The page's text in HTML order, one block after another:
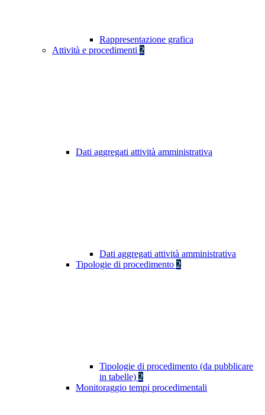
Rappresentazione grafica
Attività e procedimenti 2
Dati aggregati attività amministrativa
Dati aggregati attività amministrativa
Tipologie di procedimento 2
Tipologie di procedimento (da pubblicare
in tabelle) 2
Monitoraggio tempi procedimentali